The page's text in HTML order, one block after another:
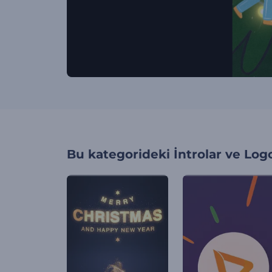
Bu kategorideki İntrolar ve